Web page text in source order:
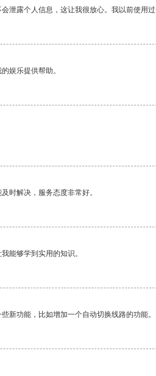
泄露个人信息，这让我很放心。我以前使用
娱乐提供帮助。
时解决，服务态度非常好。
能够学到实用的知识。
新功能，比如增加一个自动切换线路的功能。